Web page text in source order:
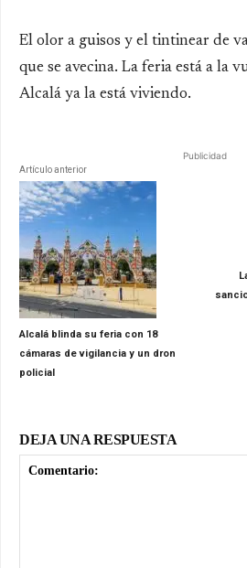
El olor a guisos y el tintinear de
que se avecina. La feria está a la
Alcalá ya la está viviendo.
Publicidad
Artículo anterior
Alcalá blinda su feria con 18
cámaras de vigilancia y un dron
policial
DEJA UNA RESPUESTA